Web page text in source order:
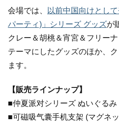
会場では、
以前中国向けとし
パーティ)」シリーズ グッズが
クレー＆胡桃＆宵宮＆フリー
テーマにしたグッズのほか、
ます。
【販売ラインナップ】
■仲夏派对シリーズ ぬいぐるみ
■可磁吸气囊手机支架 (マグネ